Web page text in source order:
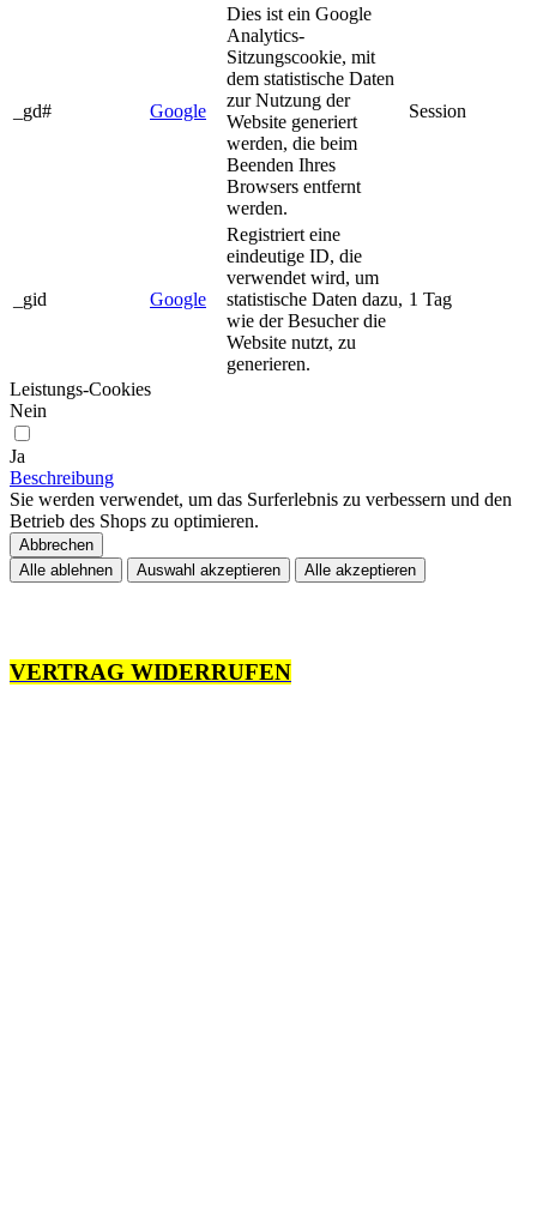
_gd# Google
Dies ist ein Google
Analytics-
Sitzungscookie, mit
dem statistische Daten
zur Nutzung der
Website generiert
werden, die beim
Beenden Ihres
Browsers entfernt
werden.
Session
_gid Google
Registriert eine
eindeutige ID, die
verwendet wird, um
statistische Daten dazu,
wie der Besucher die
Website nutzt, zu
generieren.
1 Tag
Leistungs-Cookies
Nein
Ja
Beschreibung
Sie werden verwendet, um das Surferlebnis zu verbessern und den
Betrieb des Shops zu optimieren.
Abbrechen
Alle ablehnen
Auswahl akzeptieren Alle akzeptieren
VERTRAG WIDERRUFEN